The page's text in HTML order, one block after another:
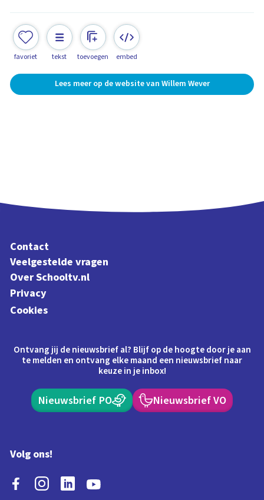
favoriet tekst toevoegen embed
Lees meer op de website van Willem Wever
Contact
Veelgestelde vragen
Over Schooltv.nl
Privacy
Cookies
Ontvang jij de nieuwsbrief al? Blijf op de hoogte door je aan
te melden en ontvang elke maand een nieuwsbrief naar
keuze in je inbox!
Nieuwsbrief PO Nieuwsbrief VO
Volg ons!